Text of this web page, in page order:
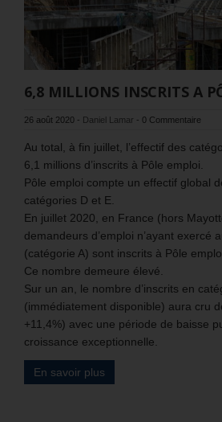
6,8 MILLIONS INSCRITS A
26 août 2020 - Daniel Lamar - 0 Commentaire
Au total, à fin juillet, l’effectif des
6,1 millions d’inscrits à Pôle emploi.
Pôle emploi compte un effectif global
catégories D et E.
En juillet 2020, en France (hors
demandeurs d’emploi n’ayant exercé
(catégorie A) sont inscrits à Pôle
Ce nombre demeure élevé.
Sur un an, le nombre d’inscrits en
(immédiatement disponible) aura cru
+11,4%) avec une période de baisse
croissance exceptionnelle.
En savoir plus